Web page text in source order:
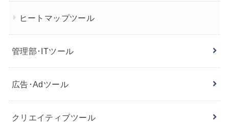
ヒートマップツール
管理部･ITツール
広告･Adツール
クリエイティブツール